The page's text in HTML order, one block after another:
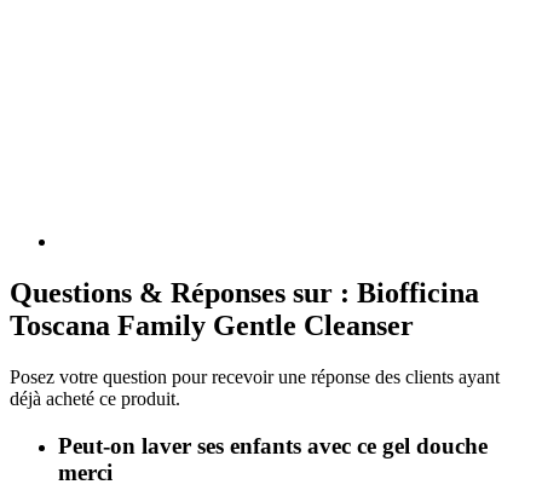
Questions & Réponses sur : Biofficina
Toscana Family Gentle Cleanser
Posez votre question pour recevoir une réponse des clients ayant
déjà acheté ce produit.
Peut-on laver ses enfants avec ce gel douche
merci